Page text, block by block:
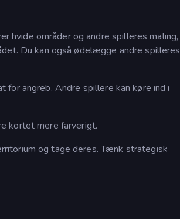
hvide områder og andre spilleres maling,
Du kan også ødelægge andre spilleres
for angreb. Andre spillere kan køre ind i
kortet mere farverigt.
og tage deres. Tænk strategisk